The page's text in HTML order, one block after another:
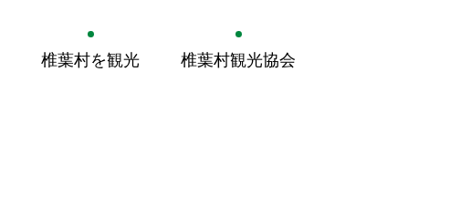
椎葉村を観光 椎葉村観光協会